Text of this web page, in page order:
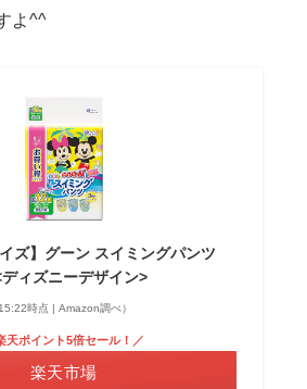
よ^^
ズ】グーン スイミングパンツ
ィズニーデザイン>
時点 | Amazon調べ）
天ポイント5倍セール！／
楽天市場